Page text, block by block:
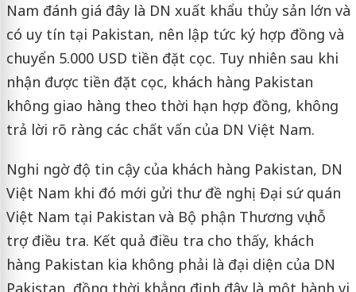
Nam đánh giá đây là DN xuất khẩu thủy sản lớn và
có uy tín tại Pakistan, nên lập tức ký hợp đồng và
chuyển 5.000 USD tiền đặt cọc. Tuy nhiên sau khi
nhận được tiền đặt cọc, khách hàng Pakistan
không giao hàng theo thời hạn hợp đồng, không
trả lời rõ ràng các chất vấn của DN Việt Nam.
Nghi ngờ độ tin cậy của khách hàng Pakistan, DN
Việt Nam khi đó mới gửi thư đề nghị Đại sứ quán
Việt Nam tại Pakistan và Bộ phận Thương vụ hỗ
trợ điều tra. Kết quả điều tra cho thấy, khách
hàng Pakistan kia không phải là đại diện của DN
Pakistan, đồng thời khẳng định đây là một hành vi